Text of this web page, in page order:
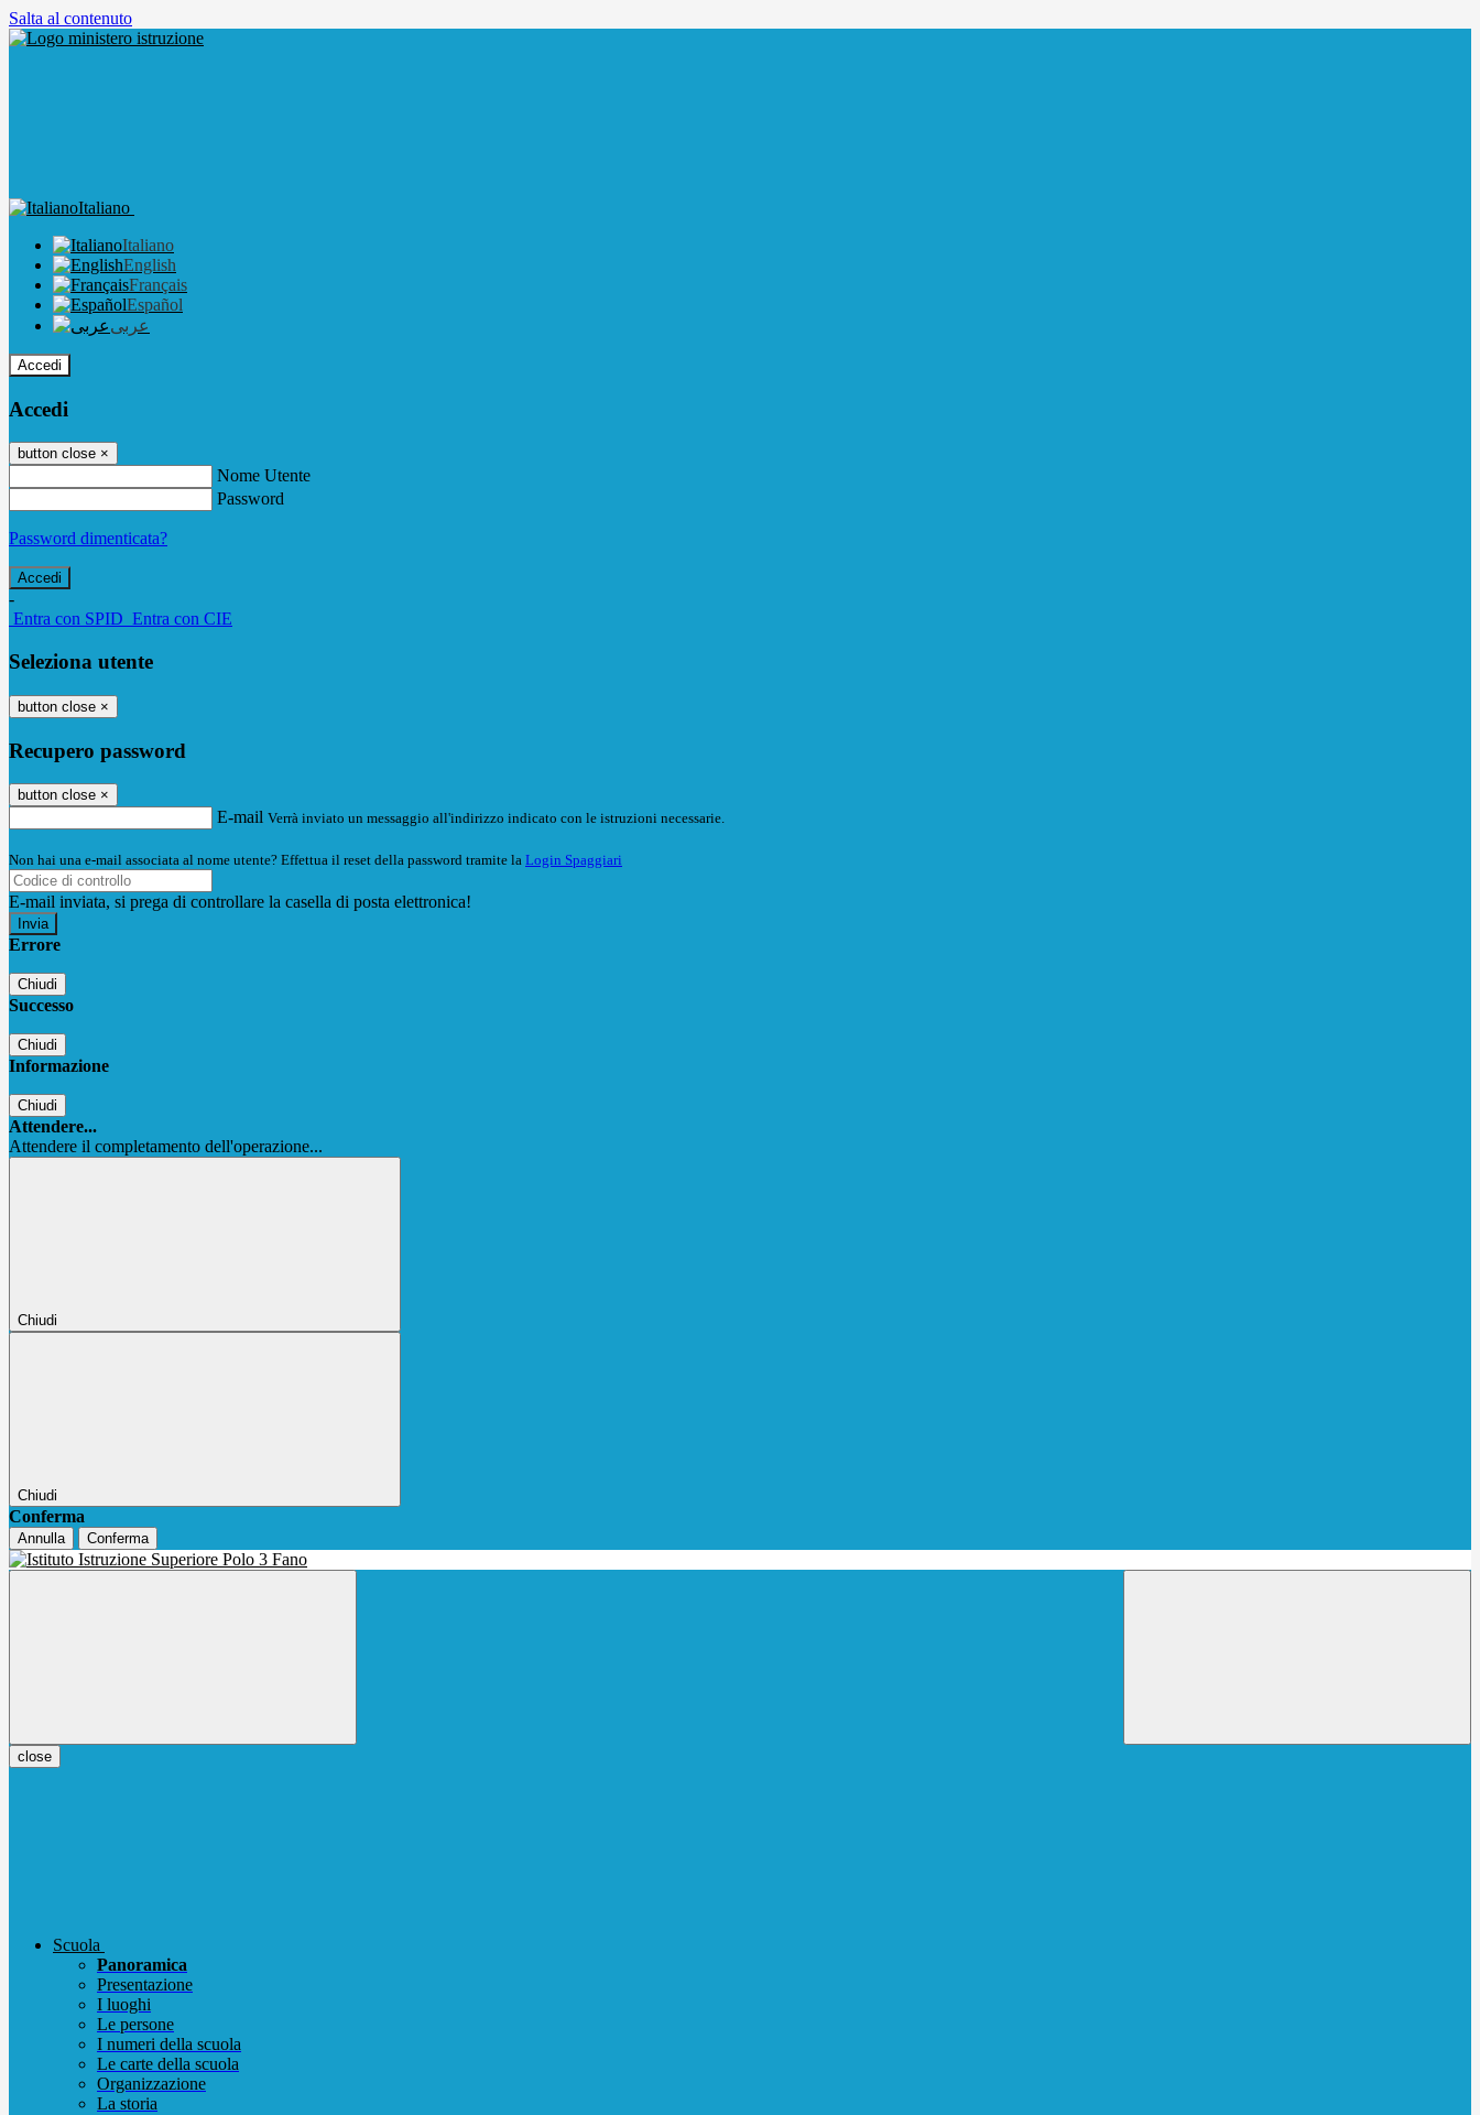
Salta al contenuto
Italiano
Italiano
English
Français
Español
عربى
Accedi
Accedi
button close ×
Nome Utente
Password
Password dimenticata?
-
Entra con SPID Entra con CIE
Seleziona utente
button close ×
Recupero password
button close ×
E-mail Verrà inviato un messaggio all'indirizzo indicato con le istruzioni necessarie.
Non hai una e-mail associata al nome utente? Effettua il reset della password tramite la Login Spaggiari
E-mail inviata, si prega di controllare la casella di posta elettronica!
Errore
Chiudi
Successo
Chiudi
Informazione
Chiudi
Attendere...
Attendere il completamento dell'operazione...
Chiudi
Chiudi
Conferma
Annulla Conferma
close
Scuola
Panoramica
Presentazione
I luoghi
Le persone
I numeri della scuola
Le carte della scuola
Organizzazione
La storia